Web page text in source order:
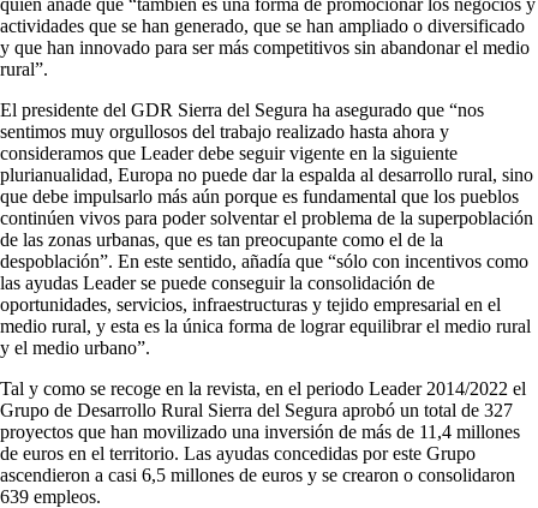
quien añade que “también es una forma de promocionar los negocios y
actividades que se han generado, que se han ampliado o diversificado
y que han innovado para ser más competitivos sin abandonar el medio
rural”.
El presidente del GDR Sierra del Segura ha asegurado que “nos
sentimos muy orgullosos del trabajo realizado hasta ahora y
consideramos que Leader debe seguir vigente en la siguiente
plurianualidad, Europa no puede dar la espalda al desarrollo rural, sino
que debe impulsarlo más aún porque es fundamental que los pueblos
continúen vivos para poder solventar el problema de la superpoblación
de las zonas urbanas, que es tan preocupante como el de la
despoblación”. En este sentido, añadía que “sólo con incentivos como
las ayudas Leader se puede conseguir la consolidación de
oportunidades, servicios, infraestructuras y tejido empresarial en el
medio rural, y esta es la única forma de lograr equilibrar el medio rural
y el medio urbano”.
Tal y como se recoge en la revista, en el periodo Leader 2014/2022 el
Grupo de Desarrollo Rural Sierra del Segura aprobó un total de 327
proyectos que han movilizado una inversión de más de 11,4 millones
de euros en el territorio. Las ayudas concedidas por este Grupo
ascendieron a casi 6,5 millones de euros y se crearon o consolidaron
639 empleos.